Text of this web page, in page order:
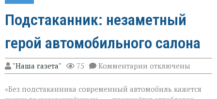
Подстаканник: незаметный
герой автомобильного салона
"Наша газета" 75 Комментарии к
записи
незаметный
отключены
«Без подстаканника современный автомобиль кажется